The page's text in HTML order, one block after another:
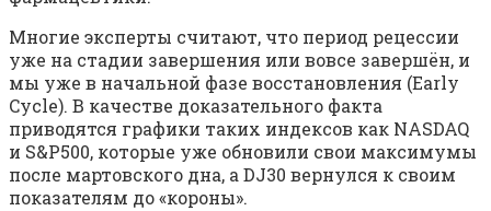
Многие эксперты считают, что период рецессии
уже на стадии завершения или вовсе завершён, и
мы уже в начальной фазе восстановления (Early
Cycle). В качестве доказательного факта
приводятся графики таких индексов как NASDAQ
и S&P500, которые уже обновили свои максимумы
после мартовского дна, а DJ30 вернулся к своим
показателям до «короны».